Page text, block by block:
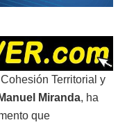
Territorial y
Manuel Miranda, ha
que